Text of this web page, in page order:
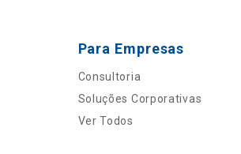
Para Empresas
Consultoria
Soluções Corporativas
Ver Todos